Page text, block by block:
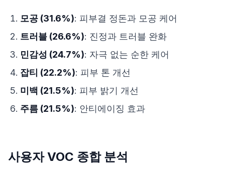
모공 (31.6%): 피부결 정돈과 모공 케어
트러블 (26.6%): 진정과 트러블 완화
민감성 (24.7%): 자극 없는 순한 케어
잡티 (22.2%): 피부 톤 개선
미백 (21.5%): 피부 밝기 개선
주름 (21.5%): 안티에이징 효과
사용자 VOC 종합 분석